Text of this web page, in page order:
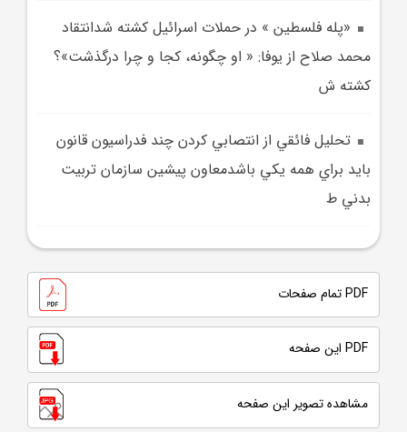
«پله فلسطين » در حملات اسرائيل کشته شدانتقاد
محمد صلاح از يوفا: « او چگونه، کجا و چرا درگذشت»؟
کشته ش
تحليل فائقي از انتصابي کردن چند فدراسيون قانون
بايد براي همه يکي باشدمعاون پيشين سازمان تربيت
بدني ط
PDF تمام صفحات
PDF این صفحه
مشاهده تصویر این صفحه